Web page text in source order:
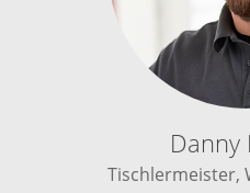
Danny
Tischlermeister,